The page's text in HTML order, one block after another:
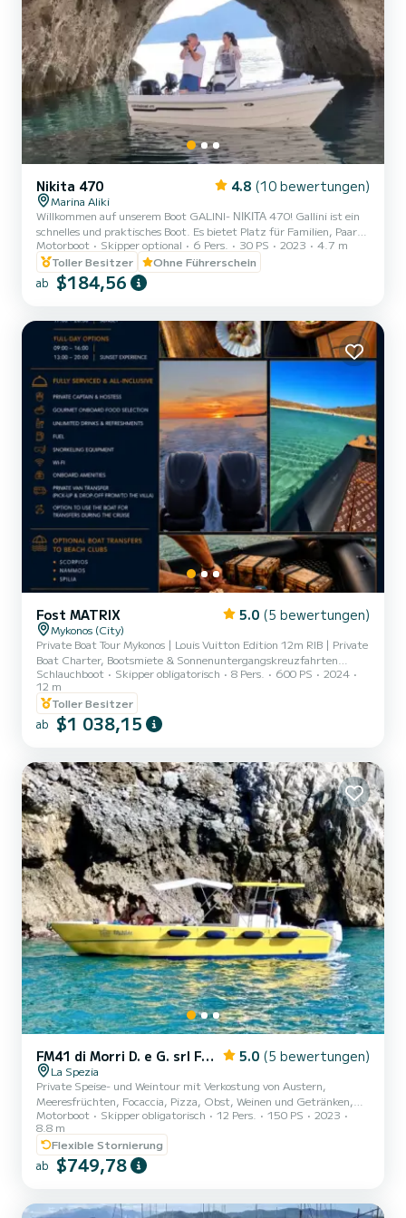
Nikita 470 4.8 (10 bewertungen)
Marina Aliki
Willkommen auf unserem Boot GALINI- ΝΙΚΙΤΑ 470! Gallini ist ein
schnelles und praktisches Boot. Es bietet Platz für Familien, Paare
und Freunde. Sie haben die Möglichkeit, alle schönen und
versteckten Strände rund um Paros zu sehen. Wir freuen uns, Sie
auf unserem Boot begrüßen zu dürfen!
Motorboot Skipper optional 6 Pers. 30 PS 2023
4.7 m
Toller Besitzer
Ohne Führerschein
ab $184,56
Fost MATRIX 5.0 (5 bewertungen)
Mykonos (City)
Private Boat Tour Mykonos | Louis Vuitton Edition 12m RIB | Private
Boat Charter, Bootsmiete & Sonnenuntergangskreuzfahrten
Entdecken Sie eine der bestbewerteten privaten Bootstouren in
Mykonos an Bord unseres Louis Vuitton Edition 12m RIB. Perfekt
für Familien, Paare und Gruppen, die nach einer erstklassigen
privaten Bootsmiete in Mykonos suchen, mit maßgeschneiderten
Kreuzfahrten nach Delos, Rhenia, Dragonisi und den berühmten
Besatzungsmitgli...
Schlauchboot Skipper obligatorisch 8 Pers. 600 PS
2024
12 m
Toller Besitzer
ab $1 038,15
FM41 di Morri D. e G. srl FM41 5.0 (5 bewertungen)
La Spezia
Private Speise- und Weintour mit Verkostung von Austern,
Meeresfrüchten, Focaccia, Pizza, Obst, Weinen und Getränken,
während Sie den herrlichen Golf der Dichter von Tellaro bis
Portovenere, von den Palmaria- und Tino-Inseln bis zu den Toren der
Cinque Terre bewundern, mit Badestopps in den wunderschönen
Gewässern der ligurischen Küsten. Boot ausgestattet mit Toilette,
Duschen, Markise, bequemen Sitzen, Stereoanlage, WLAN, Tisch,
Kind...
Motorboot Skipper obligatorisch 12 Pers. 150 PS
2023
8.8 m
Flexible Stornierung
ab $749,78